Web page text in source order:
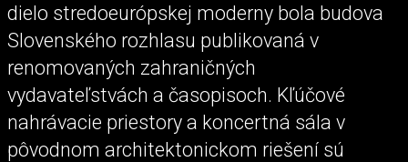
dielo stredoeurópskej moderny bola budova
Slovenského rozhlasu publikovaná v
renomovaných zahraničných
vydavateľstvách a časopisoch. Kľúčové
nahrávacie priestory a koncertná sála v
pôvodnom architektonickom riešení sú